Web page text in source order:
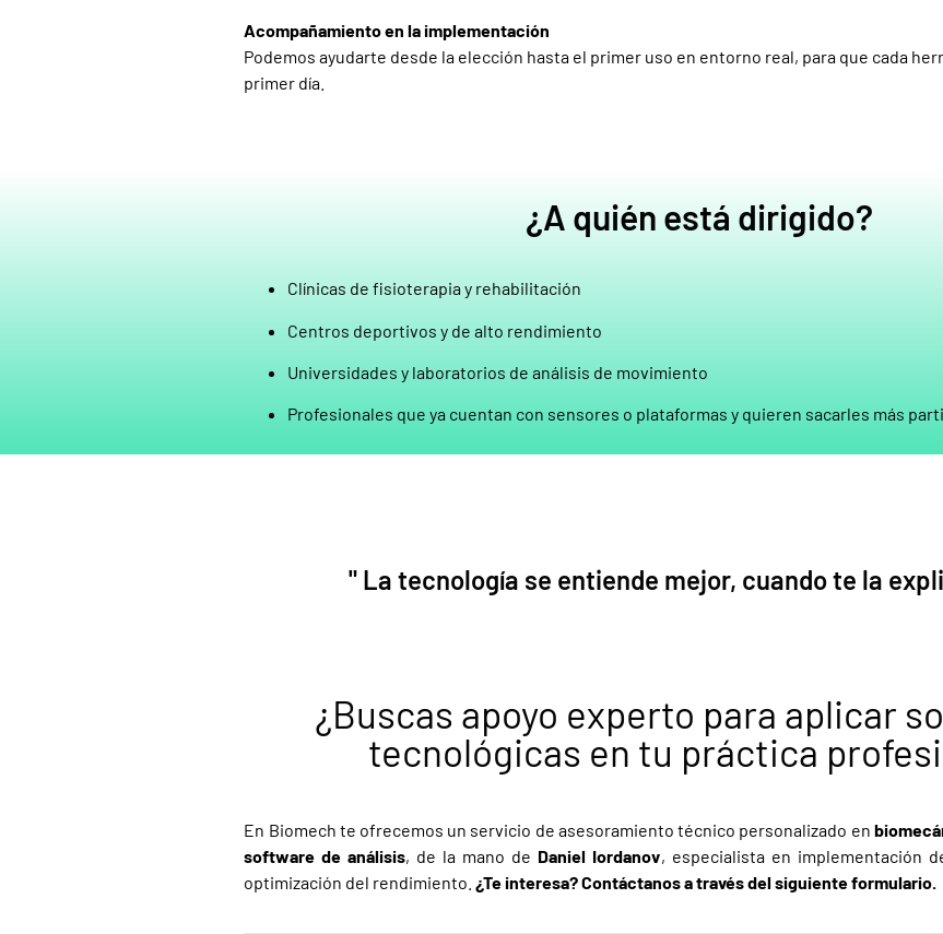
Acompañamiento en la implementación
Podemos ayudarte desde la elección hasta el primer uso en entorno real, para que cada
primer día.
¿A quién está dirigido?
Clínicas de fisioterapia y rehabilitación
Centros deportivos y de alto rendimiento
Universidades y laboratorios de análisis de movimiento
Profesionales que ya cuentan con sensores o plataformas y quieren sacarles más
" La tecnología se entiende mejor, cuando te la
¿Buscas apoyo experto para aplicar
tecnológicas en tu práctica
En Biomech te ofrecemos un servicio de asesoramiento técnico personalizado en
software de análisis, de la mano de Daniel Iordanov, especialista en implementación
optimización del rendimiento.¿Te interesa? Contáctanos a través del siguiente formulario.